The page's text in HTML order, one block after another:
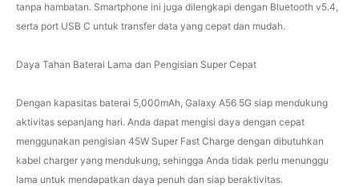
tanpa hambatan. Smartphone ini juga dilengkapi dengan Bluetooth v5.4,
serta port USB C untuk transfer data yang cepat dan mudah.
Daya Tahan Baterai Lama dan Pengisian Super Cepat
Dengan kapasitas baterai 5,000mAh, Galaxy A56 5G siap mendukung
aktivitas sepanjang hari. Anda dapat mengisi daya dengan cepat
menggunakan pengisian 45W Super Fast Charge dengan dibutuhkan
kabel charger yang mendukung, sehingga Anda tidak perlu menunggu
lama untuk mendapatkan daya penuh dan siap beraktivitas.